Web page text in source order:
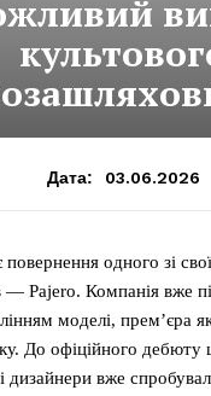
Дата: 03.06.2026
одного зі
— Pajero. Компанія вже
моделі, прем’єра
До офіційного дебюту
дизайнери вже